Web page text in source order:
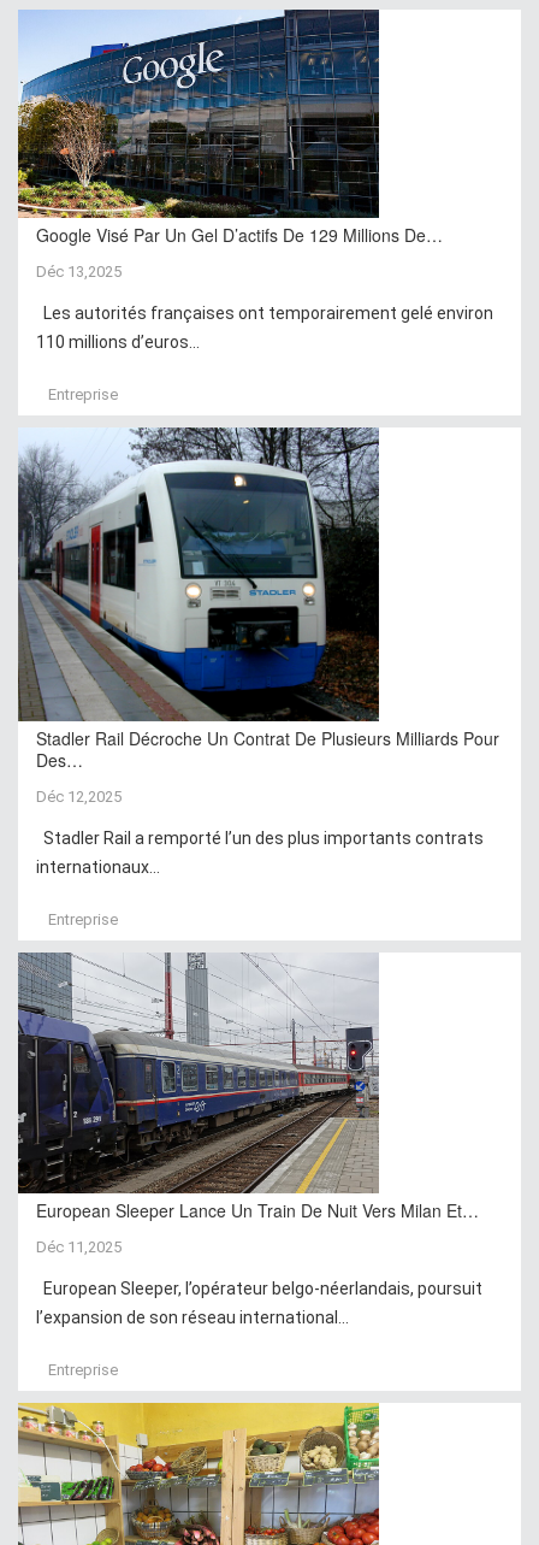
Google Visé Par Un Gel D’actifs De 129 Millions De…
Déc 13,2025
Les autorités françaises ont temporairement gelé environ
110 millions d’euros...
Entreprise
Stadler Rail Décroche Un Contrat De Plusieurs Milliards Pour
Des…
Déc 12,2025
Stadler Rail a remporté l’un des plus importants contrats
internationaux...
Entreprise
European Sleeper Lance Un Train De Nuit Vers Milan Et…
Déc 11,2025
European Sleeper, l’opérateur belgo-néerlandais, poursuit
l’expansion de son réseau international...
Entreprise